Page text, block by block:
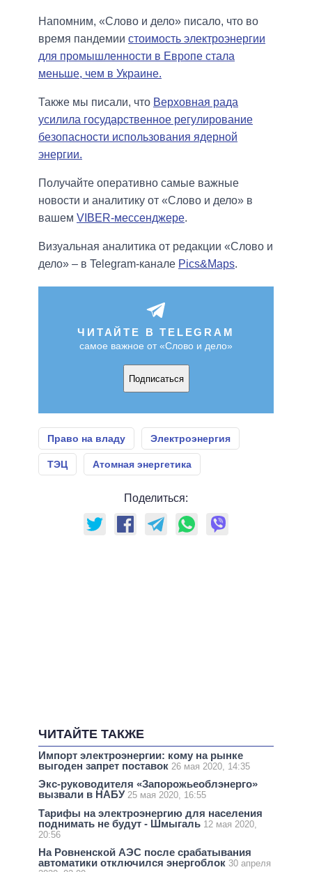
Напомним, «Слово и дело» писало, что во
время пандемии стоимость электроэнергии
для промышленности в Европе стала
меньше, чем в Украине.
Также мы писали, что Верховная рада
усилила государственное регулирование
безопасности использования ядерной
энергии.
Получайте оперативно самые важные
новости и аналитику от «Слово и дело» в
вашем VIBER-мессенджере.
Визуальная аналитика от редакции «Слово и
дело» – в Telegram-канале Pics&Maps.
ЧИТАЙТЕ В TELEGRAM
самое важное от «Слово и дело»
Подписаться
Право на владу Электроэнергия
ТЭЦ Атомная энергетика
Поделиться:
ЧИТАЙТЕ ТАКЖЕ
Импорт электроэнергии: кому на рынке
выгоден запрет поставок 26 мая 2020, 14:35
Экс-руководителя «Запорожьеоблэнерго»
вызвали в НАБУ 25 мая 2020, 16:55
Тарифы на электроэнергию для населения
поднимать не будут - Шмыгаль 12 мая 2020,
20:56
На Ровненской АЭС после срабатывания
автоматики отключился энергоблок 30 апреля